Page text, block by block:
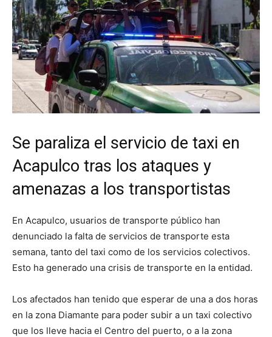
Se paraliza el servicio de taxi en
Acapulco tras los ataques y
amenazas a los transportistas
En Acapulco, usuarios de transporte público han
denunciado la falta de servicios de transporte esta
semana, tanto del taxi como de los servicios colectivos.
Esto ha generado una crisis de transporte en la entidad.
Los afectados han tenido que esperar de una a dos horas
en la zona Diamante para poder subir a un taxi colectivo
que los lleve hacia el Centro del puerto, o a la zona